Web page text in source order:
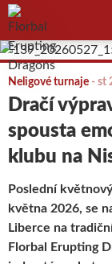
Florbal Erupting
Neligové turnaje - st
Dračí
spousta
klubu na
Poslední
května 2026, se
Liberce na
Florbal Erupting